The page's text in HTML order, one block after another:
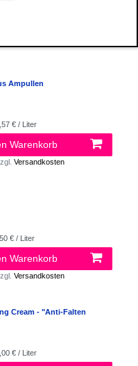
Ampullen
€ / Liter
Warenkorb
Versandkosten
€ / Liter
Warenkorb
Versandkosten
Cream - "Anti-Falten
€ / Liter